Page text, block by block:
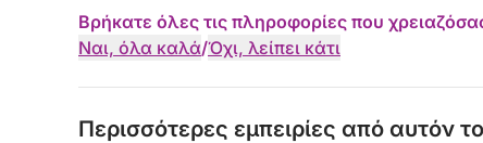
Βρήκατε όλες τις πληροφορίες που
Ναι, όλα καλά/Όχι, λείπει κάτι
Περισσότερες εμπειρίες από αυτόν